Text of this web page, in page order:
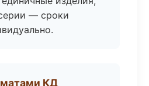
— сроки
КД